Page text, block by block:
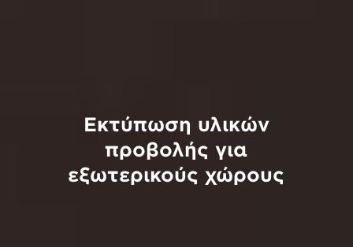
Εκτύπωση υλικών
προβολής για
εξωτερικούς χώρους